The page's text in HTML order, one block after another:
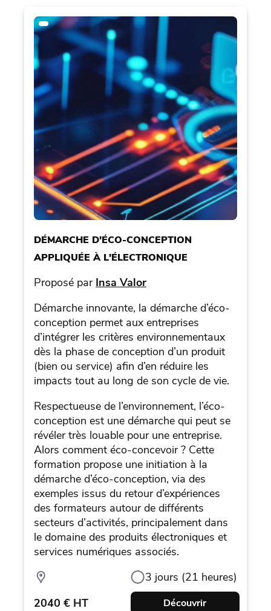
DÉMARCHE D'ÉCO-CONCEPTION
APPLIQUÉE À L'ÉLECTRONIQUE
Proposé par Insa Valor
Démarche innovante, la démarche d’éco-
conception permet aux entreprises
d’intégrer les critères environnementaux
dès la phase de conception d’un produit
(bien ou service) afin d’en réduire les
impacts tout au long de son cycle de vie.
Respectueuse de l’environnement, l’éco-
conception est une démarche qui peut se
révéler très louable pour une entreprise.
Alors comment éco-concevoir ? Cette
formation propose une initiation à la
démarche d’éco-conception, via des
exemples issus du retour d’expériences
des formateurs autour de différents
secteurs d’activités, principalement dans
le domaine des produits électroniques et
services numériques associés.
3 jours (21 heures)
2040 € HT
Découvrir